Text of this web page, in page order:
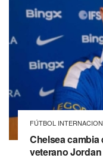
FÚTBOL
Chelsea cambia
veterano